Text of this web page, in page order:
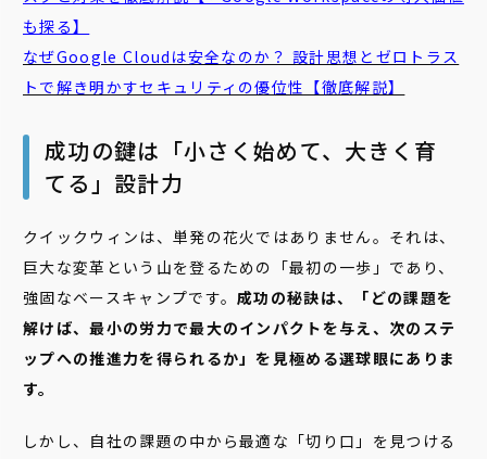
も探る】
なぜGoogle Cloudは安全なのか？ 設計思想とゼロトラス
トで解き明かすセキュリティの優位性【徹底解説】
成功の鍵は「小さく始めて、大きく育
てる」設計力
クイックウィンは、単発の花火ではありません。それは、
巨大な変革という山を登るための「最初の一歩」であり、
強固なベースキャンプです。成功の秘訣は、「どの課題を
解けば、最小の労力で最大のインパクトを与え、次のステ
ップへの推進力を得られるか」を見極める選球眼にありま
す。
しかし、自社の課題の中から最適な「切り口」を見つける